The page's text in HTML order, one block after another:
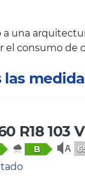
a una
el consumo de
las
R18 103 V
B